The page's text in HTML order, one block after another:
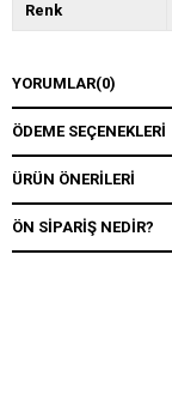
Renk
YORUMLAR(0)
ÖDEME SEÇENEKLERI
ÜRÜN ÖNERILERI
ÖN SIPARIŞ NEDIR?